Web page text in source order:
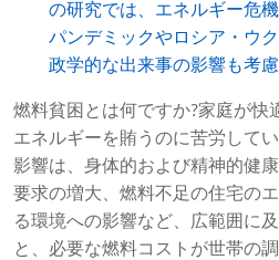
の研究では、エネルギー危
パンデミックやロシア・ウ
政学的な出来事の影響も考
燃料貧困とは何ですか?家庭が快
エネルギーを賄うのに苦労して
影響は、身体的および精神的健
要求の増大、燃料不足の住宅の
る環境への影響など、広範囲に
と、必要な燃料コストが世帯の